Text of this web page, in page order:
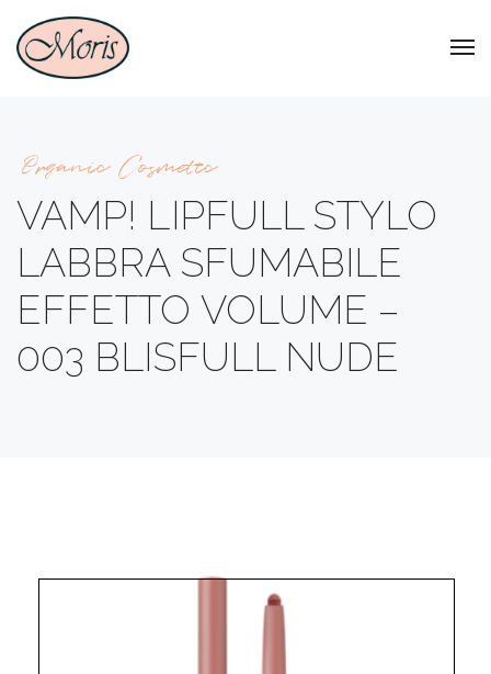
Organic Cosmetic
VAMP! LIPFULL STYLO
LABBRA SFUMABILE
EFFETTO VOLUME –
003 BLISFULL NUDE